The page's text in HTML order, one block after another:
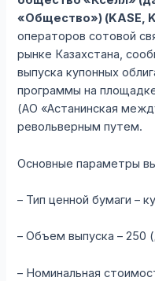
«Общество») (KASE,
операторов сотовой
рынке Казахстана,
выпуска купонных
программы на
(АО «Астанинская
револьверным путем.
Основные параметры
– Тип ценной бумаги –
– Объем выпуска – 250
– Номинальная